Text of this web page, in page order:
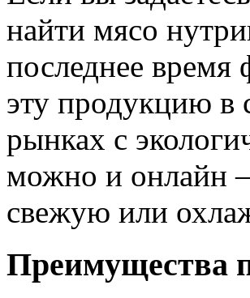
найти мясо
последнее время
эту продукцию в
рынках с
можно и онлайн
свежую или
Преимущества